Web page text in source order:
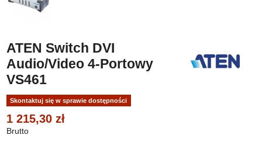
ATEN Switch DVI
Audio/Video 4-Portowy
VS461
Skontaktuj się w sprawie dostępności
1 215,30 zł
Brutto